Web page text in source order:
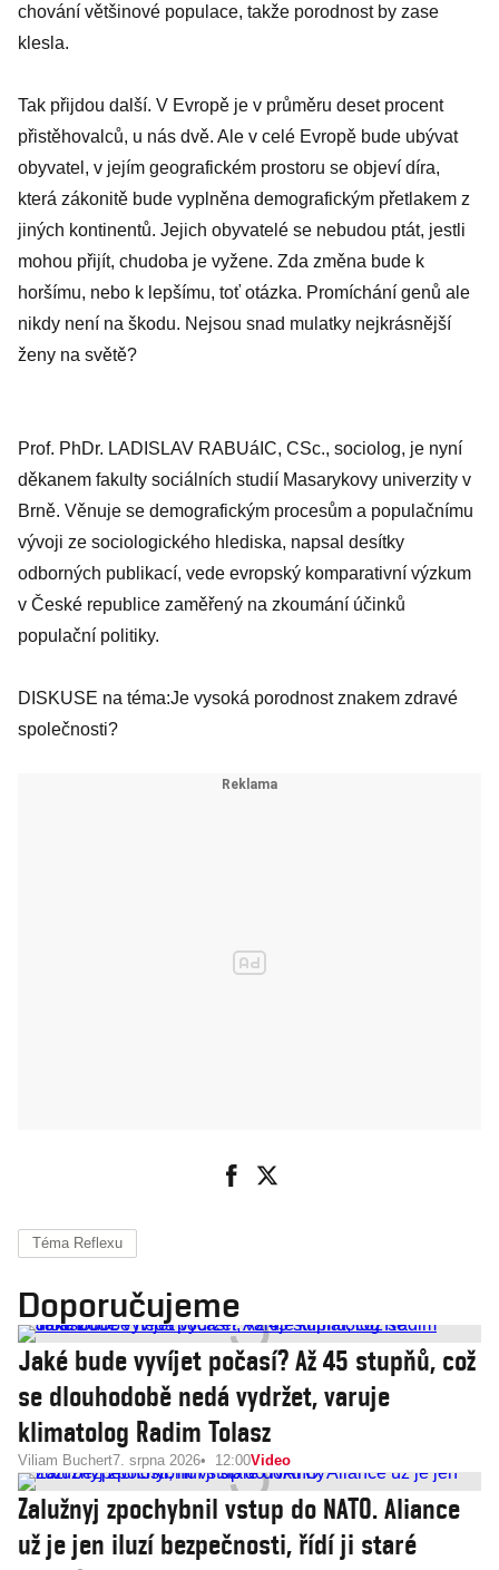
chování většinové populace, takže porodnost by zase
klesla.
Tak přijdou další. V Evropě je v průměru deset procent
přistěhovalců, u nás dvě. Ale v celé Evropě bude ubývat
obyvatel, v jejím geografickém prostoru se objeví díra,
která zákonitě bude vyplněna demografickým přetlakem z
jiných kontinentů. Jejich obyvatelé se nebudou ptát, jestli
mohou přijít, chudoba je vyžene. Zda změna bude k
horšímu, nebo k lepšímu, toť otázka. Promíchání genů ale
nikdy není na škodu. Nejsou snad mulatky nejkrásnější
ženy na světě?
Prof. PhDr. LADISLAV RABUáIC, CSc., sociolog, je nyní
děkanem fakulty sociálních studií Masarykovy univerzity v
Brně. Věnuje se demografickým procesům a populačnímu
vývoji ze sociologického hlediska, napsal desítky
odborných publikací, vede evropský komparativní výzkum
v České republice zaměřený na zkoumání účinků
populační politiky.
DISKUSE na téma:Je vysoká porodnost znakem zdravé
společnosti?
Téma Reflexu
Doporučujeme
Jaké bude vyvíjet počasí? Až 45 stupňů, což
se dlouhodobě nedá vydržet, varuje
klimatolog Radim Tolasz
Viliam Buchert7. srpna 2026 12:00Video
Zalužnyj zpochybnil vstup do NATO. Aliance
už je jen iluzí bezpečnosti, řídí ji staré